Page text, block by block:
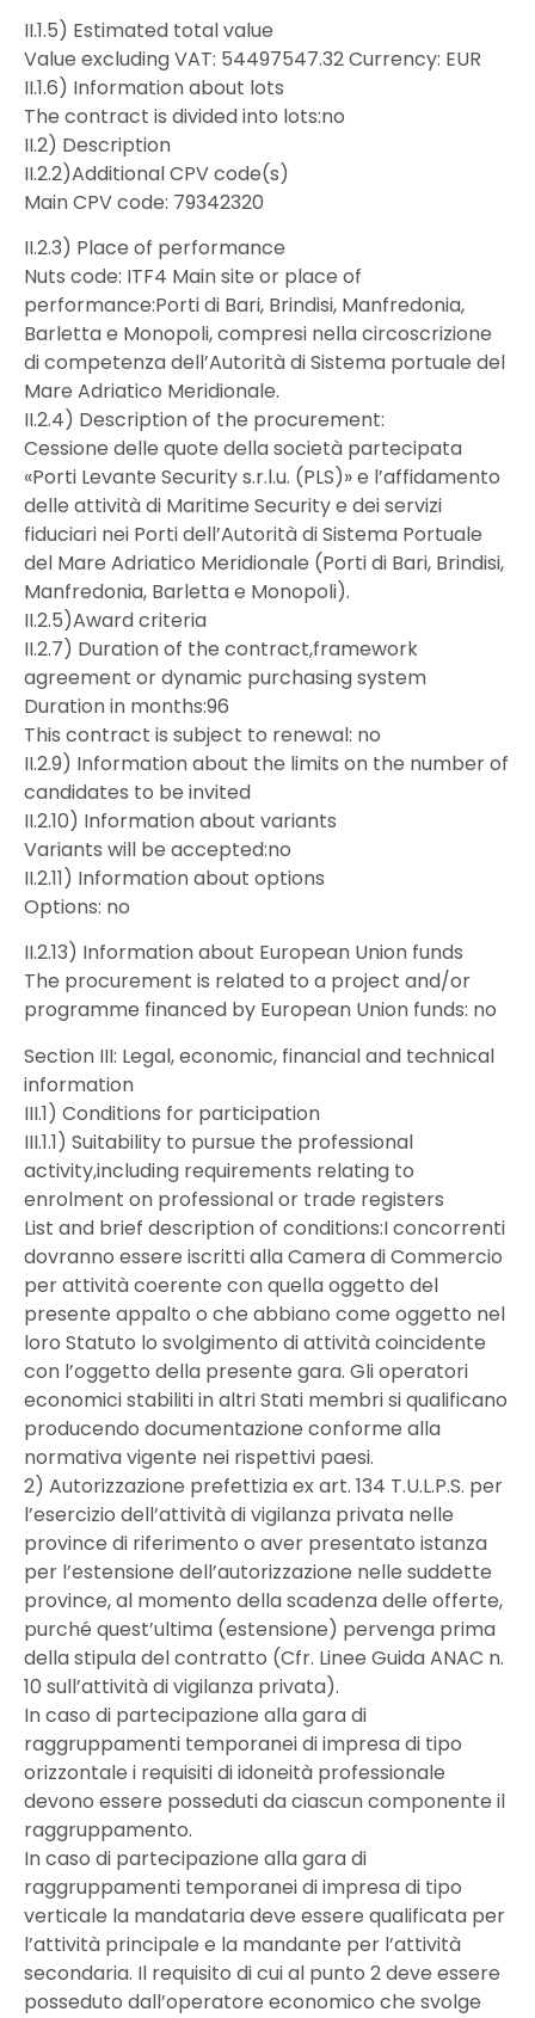
II.1.5) Estimated total value
Value excluding VAT: 54497547.32 Currency: EUR
II.1.6) Information about lots
The contract is divided into lots:no
II.2) Description
II.2.2)Additional CPV code(s)
Main CPV code: 79342320
II.2.3) Place of performance
Nuts code: ITF4 Main site or place of
performance:Porti di Bari, Brindisi, Manfredonia,
Barletta e Monopoli, compresi nella circoscrizione
di competenza dell’Autorità di Sistema portuale del
Mare Adriatico Meridionale.
II.2.4) Description of the procurement:
Cessione delle quote della società partecipata
«Porti Levante Security s.r.l.u. (PLS)» e l’affidamento
delle attività di Maritime Security e dei servizi
fiduciari nei Porti dell’Autorità di Sistema Portuale
del Mare Adriatico Meridionale (Porti di Bari, Brindisi,
Manfredonia, Barletta e Monopoli).
II.2.5)Award criteria
II.2.7) Duration of the contract,framework
agreement or dynamic purchasing system
Duration in months:96
This contract is subject to renewal: no
II.2.9) Information about the limits on the number of
candidates to be invited
II.2.10) Information about variants
Variants will be accepted:no
II.2.11) Information about options
Options: no
II.2.13) Information about European Union funds
The procurement is related to a project and/or
programme financed by European Union funds: no
Section III: Legal, economic, financial and technical
information
III.1) Conditions for participation
III.1.1) Suitability to pursue the professional
activity,including requirements relating to
enrolment on professional or trade registers
List and brief description of conditions:I concorrenti
dovranno essere iscritti alla Camera di Commercio
per attività coerente con quella oggetto del
presente appalto o che abbiano come oggetto nel
loro Statuto lo svolgimento di attività coincidente
con l’oggetto della presente gara. Gli operatori
economici stabiliti in altri Stati membri si qualificano
producendo documentazione conforme alla
normativa vigente nei rispettivi paesi.
2) Autorizzazione prefettizia ex art. 134 T.U.L.P.S. per
l’esercizio dell’attività di vigilanza privata nelle
province di riferimento o aver presentato istanza
per l’estensione dell’autorizzazione nelle suddette
province, al momento della scadenza delle offerte,
purché quest’ultima (estensione) pervenga prima
della stipula del contratto (Cfr. Linee Guida ANAC n.
10 sull’attività di vigilanza privata).
In caso di partecipazione alla gara di
raggruppamenti temporanei di impresa di tipo
orizzontale i requisiti di idoneità professionale
devono essere posseduti da ciascun componente il
raggruppamento.
In caso di partecipazione alla gara di
raggruppamenti temporanei di impresa di tipo
verticale la mandataria deve essere qualificata per
l’attività principale e la mandante per l’attività
secondaria. Il requisito di cui al punto 2 deve essere
posseduto dall’operatore economico che svolge